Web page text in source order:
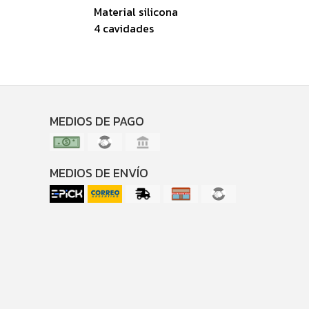
Material silicona
4 cavidades
MEDIOS DE PAGO
MEDIOS DE ENVÍO